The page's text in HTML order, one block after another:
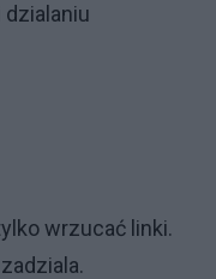
wrzucać linki.